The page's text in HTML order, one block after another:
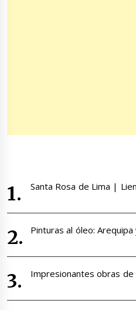
Santa Rosa de Lima |
Pinturas al óleo:
Impresionantes obras